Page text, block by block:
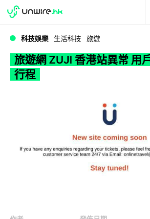
旅遊網 ZUJI 香港站異常 用
WWDC 2026
科技娛樂 生活科技 旅遊
旅遊網 ZUJI 香港站異常 用
行程